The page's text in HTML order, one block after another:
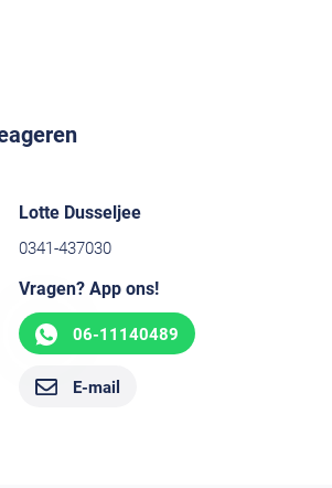
Lotte Dusseljee
0341-437030
Vragen? App ons!
06-11140489
E-mail